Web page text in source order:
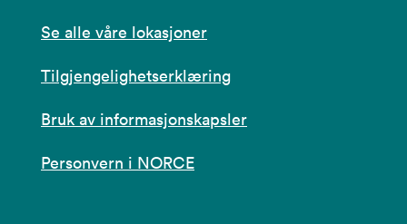
Se alle våre lokasjoner
Tilgjengelighetserklæring
Bruk av informasjonskapsler
Personvern i NORCE